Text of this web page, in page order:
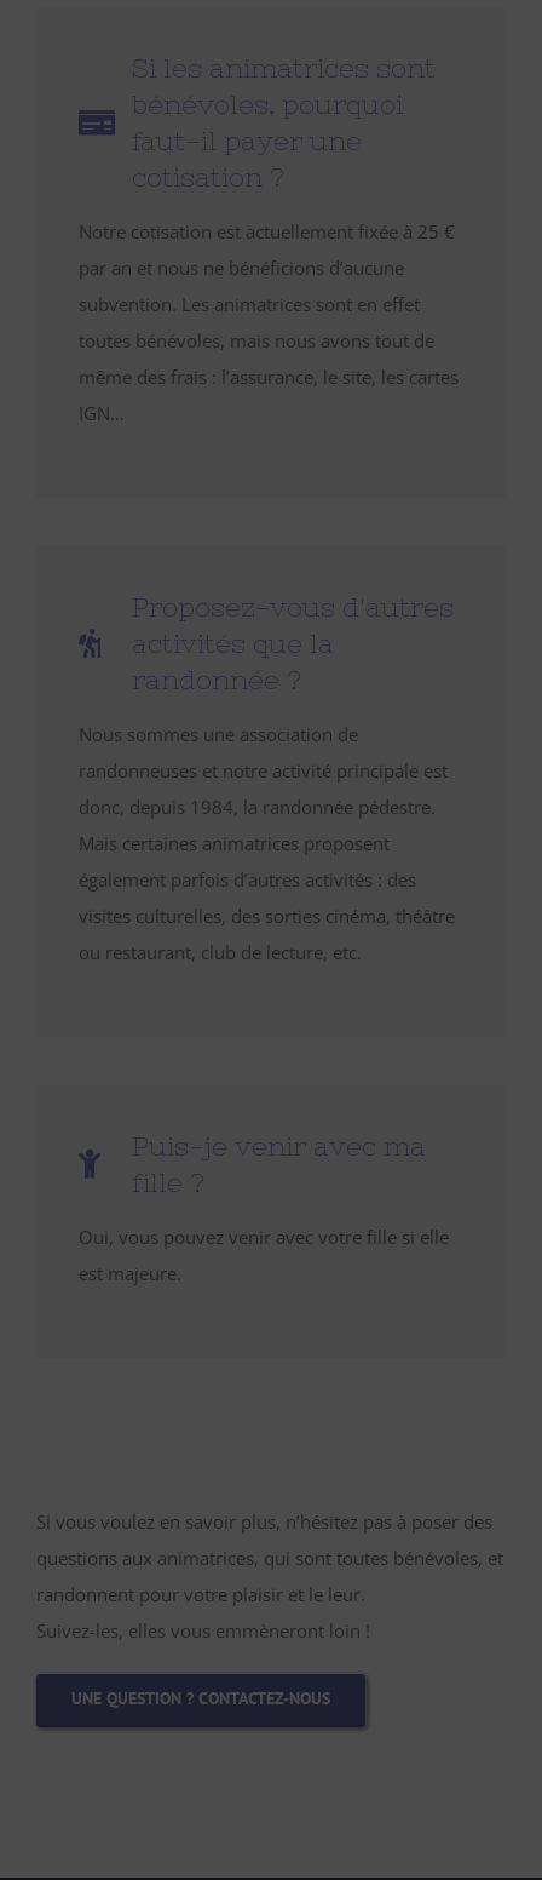
Si les animatrices sont
bénévoles, pourquoi
faut-il payer une
cotisation ?
Notre cotisation est actuellement fixée à 25 €
par an et nous ne bénéficions d’aucune
subvention. Les animatrices sont en effet
toutes bénévoles, mais nous avons tout de
même des frais : l’assurance, le site, les cartes
IGN…
Proposez-vous d'autres
activités que la
randonnée ?
Nous sommes une association de
randonneuses et notre activité principale est
donc, depuis 1984, la randonnée pédestre.
Mais certaines animatrices proposent
également parfois d’autres activités : des
visites culturelles, des sorties cinéma, théâtre
ou restaurant, club de lecture, etc.
Puis-je venir avec ma
fille ?
Oui, vous pouvez venir avec votre fille si elle
est majeure.
Si vous voulez en savoir plus, n’hésitez pas à poser des
questions aux animatrices, qui sont toutes bénévoles, et
randonnent pour votre plaisir et le leur.
Suivez-les, elles vous emmèneront loin !
UNE QUESTION ? CONTACTEZ-NOUS